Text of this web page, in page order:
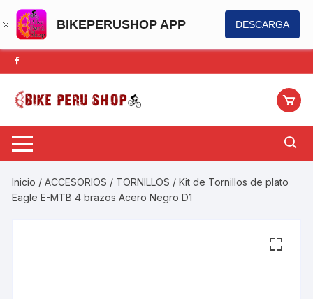
BIKEPERUSHOP APP DESCARGA
Saltar
al
contenido
Inicio /ACCESORIOS / TORNILLOS / Kit de Tornillos de plato
Eagle E-MTB 4 brazos Acero Negro D1